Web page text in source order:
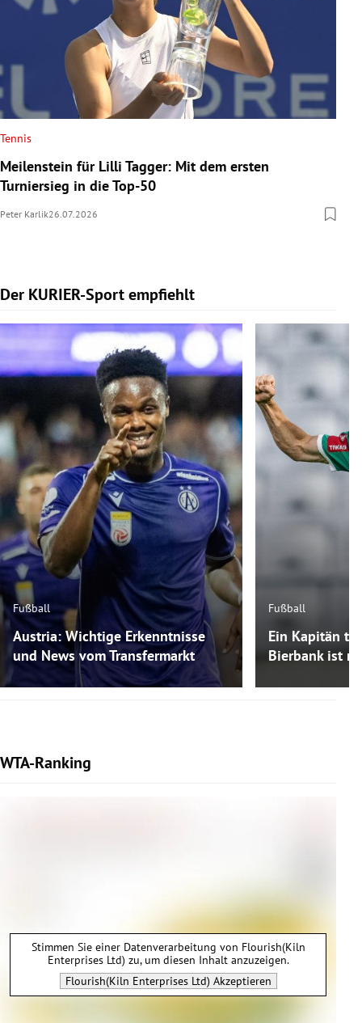
Tennis
Meilenstein für Lilli Tagger: Mit dem ersten
Turniersieg in die Top-50
Peter Karlik26.07.2026
Der KURIER-Sport empfiehlt
Slide 1 von 5
Fußball
Austria: Wichtige Erkenntnisse
und News vom Transfermarkt
Fußball
Ein Kapitän
Bierbank ist
WTA-Ranking
Stimmen Sie einer Datenverarbeitung von Flourish(Kiln
Enterprises Ltd) zu, um diesen Inhalt anzuzeigen.
Flourish(Kiln Enterprises Ltd) Akzeptieren